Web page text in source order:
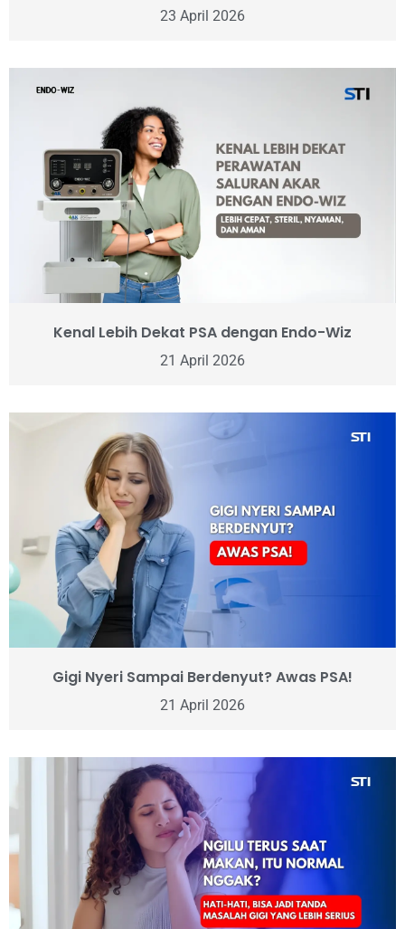
23 April 2026
Kenal Lebih Dekat PSA dengan Endo-Wiz
21 April 2026
Gigi Nyeri Sampai Berdenyut? Awas PSA!
21 April 2026